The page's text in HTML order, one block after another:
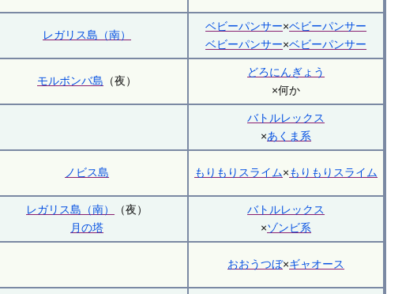
レガリス島（南）
ベビーパンサー×ベビーパンサー
ベビーパンサー×ベビーパンサー
モルボンバ島 （夜）
どろにんぎょう
×何か
バトルレックス
×あくま系
ノビス島 もりもりスライム×もりもりスライム
レガリス島（南）
（夜）
月の塔
バトルレックス
×ゾンビ系
おおうつぼ×ギャオース